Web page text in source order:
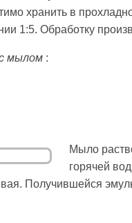
хранить в
1:5. Обработку
мылом :
Мыло
горячей
Получившейся